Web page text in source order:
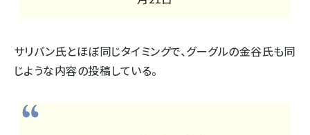
サリバン氏とほぼ同じタイミングで、グーグルの金谷氏も同
じような内容の投稿している。